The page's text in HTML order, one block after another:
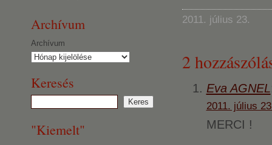
2011. július 23.
2
Eva AGNEL
2011. július
MERCI !
Archívum
Archívum
Keresés
"Kiemelt"